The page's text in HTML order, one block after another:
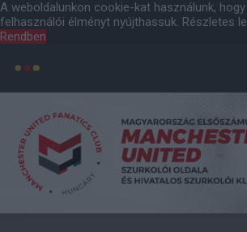
A weboldalunkon cookie-kat használunk,
felhasználói élményt nyújthassuk. Részletes
Rendben